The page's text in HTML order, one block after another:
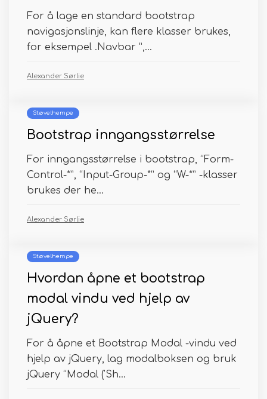
For å lage en standard bootstrap
navigasjonslinje, kan flere klasser brukes,
for eksempel .Navbar ”,...
Alexander Sørlie
Støvelhempe
Bootstrap inngangsstørrelse
For inngangsstørrelse i bootstrap, “Form-
Control-*”, “Input-Group-*” og “W-*” -klasser
brukes der he...
Alexander Sørlie
Støvelhempe
Hvordan åpne et bootstrap
modal vindu ved hjelp av
jQuery?
For å åpne et Bootstrap Modal -vindu ved
hjelp av jQuery, lag modalboksen og bruk
jQuery “Modal ('Sh...